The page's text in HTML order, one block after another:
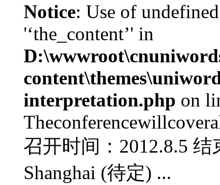
Notice: Use of
'‘the_content’' in
interpretation.php on
召开时间：2012.8.5
Shanghai (待定) ...